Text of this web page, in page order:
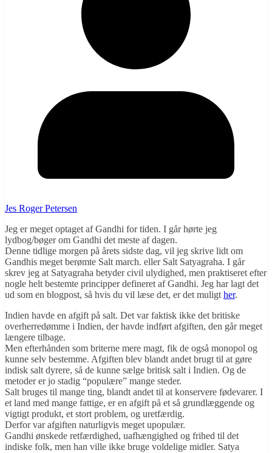
Jes Roger Petersen
Jeg er meget optaget af Gandhi for tiden. I går hørte jeg
lydbog/bøger om Gandhi det meste af dagen.
Denne tidlige morgen på årets sidste dag, vil jeg skrive lidt om
Gandhis meget berømte Salt march. eller Salt Satyagraha. I går
skrev jeg at Satyagraha betyder civil ulydighed, men praktiseret efter
nogle helt bestemte principper defineret af Gandhi. Jeg har lagt det
ud som en blogpost, så hvis du vil læse det, er det muligt her.
Indien havde en afgift på salt. Det var faktisk ikke det britiske
overherredømme i Indien, der havde indført afgiften, den går meget
længere tilbage.
Men efterhånden som briterne mere magt, fik de også monopol og
kunne selv bestemme. Afgiften blev blandt andet brugt til at gøre
indisk salt dyrere, så de kunne sælge britisk salt i Indien. Og de
metoder er jo stadig “populære” mange steder.
Salt bruges til mange ting, blandt andet til at konservere fødevarer. I
et land med mange fattige, er en afgift på et så grundlæggende og
vigtigt produkt, et stort problem, og uretfærdig.
Derfor var afgiften naturligvis meget upopulær.
Gandhi ønskede retfærdighed, uafhængighed og frihed til det
indiske folk, men han ville ikke bruge voldelige midler. Satya